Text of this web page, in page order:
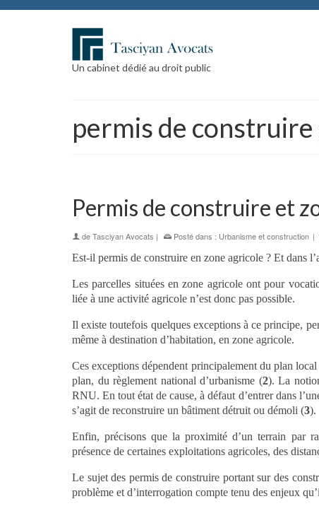
Un cabinet dédié au droit public
permis de construire
Permis de construire et
deTasciyan Avocats | Posté dans : Urbanisme et construction |
Est-il permis de construire en zone agricole ? Et dans
Les parcelles situées en zone agricole ont pour
liée à une activité agricole n’est donc pas possible.
Il existe toutefois quelques exceptions à ce principe,
même à destination d’habitation, en zone agricole.
Ces exceptions dépendent principalement du plan
plan, du règlement national d’urbanisme (2). La
RNU. En tout état de cause, à défaut d’entrer dans
s’agit de reconstruire un bâtiment détruit ou démoli (3).
Enfin, précisons que la proximité d’un terrain par
présence de certaines exploitations agricoles, des
Le sujet des permis de construire portant sur des
problème et d’interrogation compte tenu des enjeux